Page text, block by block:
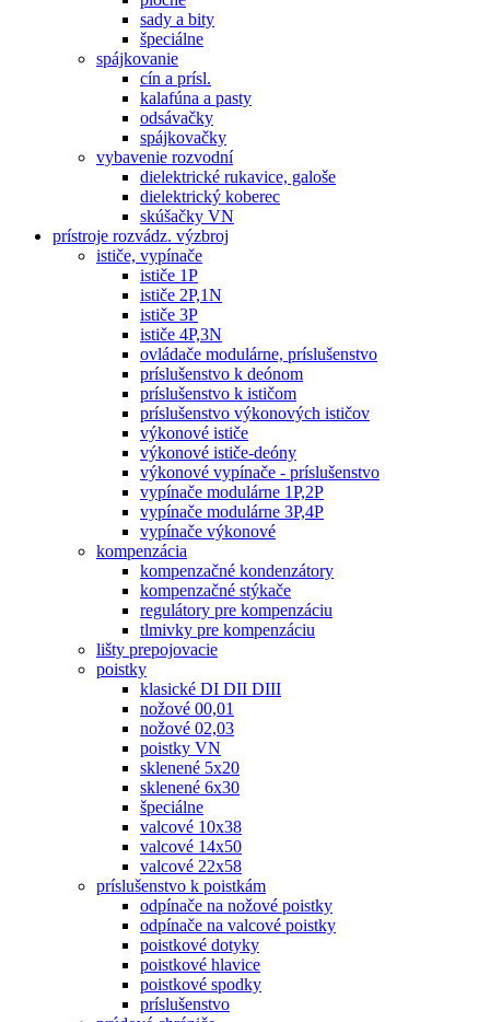
sady a bity
špeciálne
spájkovanie
cín a prísl.
kalafúna a pasty
odsávačky
spájkovačky
vybavenie rozvodní
dielektrické rukavice, galoše
dielektrický koberec
skúšačky VN
prístroje rozvádz. výzbroj
ističe, vypínače
ističe 1P
ističe 2P,1N
ističe 3P
ističe 4P,3N
ovládače modulárne, príslušenstvo
príslušenstvo k deónom
príslušenstvo k ističom
príslušenstvo výkonových ističov
výkonové ističe
výkonové ističe-deóny
výkonové vypínače - príslušenstvo
vypínače modulárne 1P,2P
vypínače modulárne 3P,4P
vypínače výkonové
kompenzácia
kompenzačné kondenzátory
kompenzačné stýkače
regulátory pre kompenzáciu
tlmivky pre kompenzáciu
lišty prepojovacie
poistky
klasické DI DII DIII
nožové 00,01
nožové 02,03
poistky VN
sklenené 5x20
sklenené 6x30
špeciálne
valcové 10x38
valcové 14x50
valcové 22x58
príslušenstvo k poistkám
odpínače na nožové poistky
odpínače na valcové poistky
poistkové dotyky
poistkové hlavice
poistkové spodky
príslušenstvo